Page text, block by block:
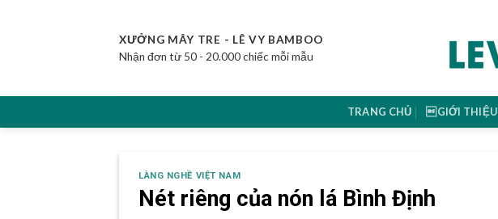
XƯỞNG MÂY TRE - LÊ VY BAMBOO
Nhận đơn từ 50 - 20.000 chiếc mỗi mẫu
TRANG CHỦ GIỚI THIỆU
LÀNG NGHỀ VIỆT NAM
Nét riêng của nón lá Bình Định